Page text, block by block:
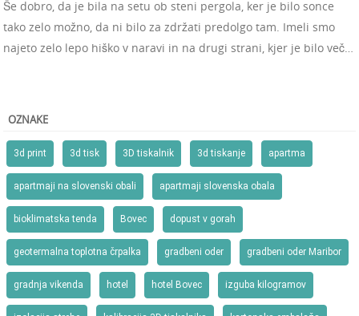
Še dobro, da je bila na setu ob steni pergola, ker je bilo sonce
tako zelo možno, da ni bilo za zdržati predolgo tam. Imeli smo
najeto zelo lepo hiško v naravi in na drugi strani, kjer je bilo več…
OZNAKE
3d print 3d tisk 3D tiskalnik 3d tiskanje apartma
apartmaji na slovenski obali apartmaji slovenska obala
bioklimatska tenda Bovec dopust v gorah
geotermalna toplotna črpalka gradbeni oder gradbeni oder Maribor
gradnja vikenda hotel hotel Bovec izguba kilogramov